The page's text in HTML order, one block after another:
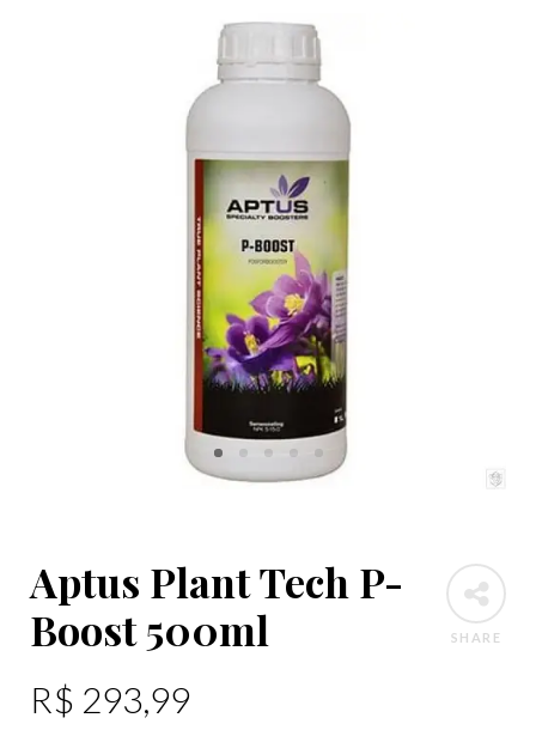
SHARE
Aptus Plant Tech P-
Boost 500ml
R$ 293,99